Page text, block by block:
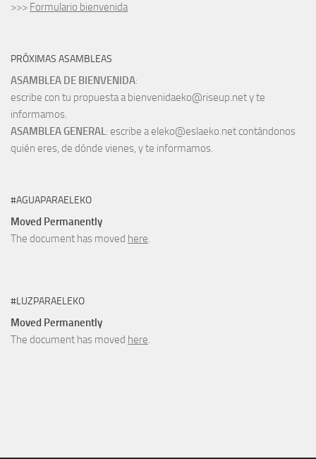
>>> Formulario bienvenida
PRÓXIMAS ASAMBLEAS
ASAMBLEA DE BIENVENIDA:
escribe con tu propuesta a bienvenidaeko@riseup.net y te
informamos.
ASAMBLEA GENERAL: escribe a eleko@eslaeko.net contándonos
quién eres, de dónde vienes, y te informamos.
#AGUAPARAELEKO
Moved Permanently
The document has moved here.
#LUZPARAELEKO
Moved Permanently
The document has moved here.